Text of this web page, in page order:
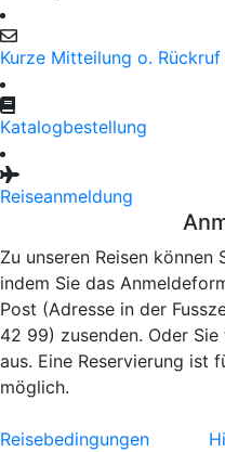
Kurze Mitteilung o. Rückruf
Katalogbestellung
Reiseanmeldung
Zu unseren Reisen
indem Sie das
Post (Adresse in der
42 99) zusenden. Oder
aus. Eine Reservierung ist
möglich.
Reisebedingungen